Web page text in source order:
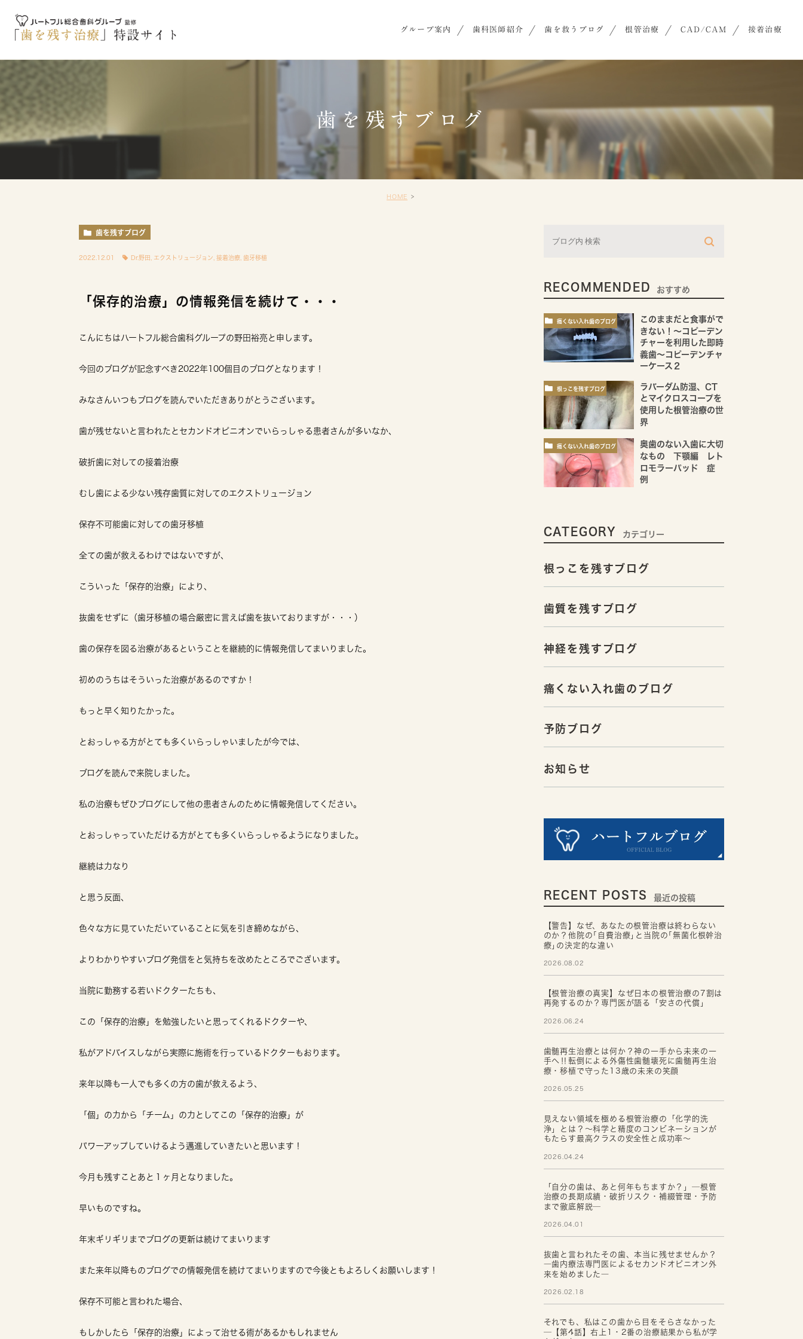
グループ案内 歯科医師紹介 歯を救うブログ 根管治療 CAD/CAM 接着治療
歯を残すブログ
HOME
歯を残すブログ
2022.12.01 Dr.野田 エクストリュージョン 接着治療 歯牙移植
「保存的治療」の情報発信を続けて・・・
こんにちはハートフル総合歯科グループの野田裕亮と申します。
今回のブログが記念すべき2022年100個目のブログとなります！
みなさんいつもブログを読んでいただきありがとうございます。
歯が残せないと言われたとセカンドオピニオンでいらっしゃる患者さんが多いなか、
破折歯に対しての接着治療
むし歯による少ない残存歯質に対してのエクストリュージョン
保存不可能歯に対しての歯牙移植
全ての歯が救えるわけではないですが、
こういった「保存的治療」により、
抜歯をせずに（歯牙移植の場合厳密に言えば歯を抜いておりますが・・・）
歯の保存を図る治療があるということを継続的に情報発信してまいりました。
初めのうちはそういった治療があるのですか！
もっと早く知りたかった。
とおっしゃる方がとても多くいらっしゃいましたが今では、
ブログを読んで来院しました。
私の治療もぜひブログにして他の患者さんのために情報発信してください。
とおっしゃっていただける方がとても多くいらっしゃるようになりました。
継続は力なり
と思う反面、
色々な方に見ていただいていることに気を引き締めながら、
よりわかりやすいブログ発信をと気持ちを改めたところでございます。
当院に勤務する若いドクターたちも、
この「保存的治療」を勉強したいと思ってくれるドクターや、
私がアドバイスしながら実際に施術を行っているドクターもおります。
来年以降も一人でも多くの方の歯が救えるよう、
「個」の力から「チーム」の力としてこの「保存的治療」が
パワーアップしていけるよう邁進していきたいと思います！
今月も残すことあと１ヶ月となりました。
早いものですね。
年末ギリギリまでブログの更新は続けてまいります
また来年以降ものブログでの情報発信を続けてまいりますので今後ともよろしくお願いします！
保存不可能と言われた場合、
もしかしたら「保存的治療」によって治せる術があるかもしれません
RECOMMENDED おすすめ
痛くない入れ歯のブログ
このままだと食事がで
きない！～コピーデン
チャーを利用した即時
義歯～コピーデンチャ
ーケース２
根っこを残すブログ
ラバーダム防湿、CT
とマイクロスコープを
使用した根管治療の世
界
痛くない入れ歯のブログ
奥歯のない入歯に大切
なもの 下顎編 レト
ロモラーパッド 症
例
CATEGORY カテゴリー
根っこを残すブログ
歯質を残すブログ
神経を残すブログ
痛くない入れ歯のブログ
予防ブログ
お知らせ
RECENT POSTS 最近の投稿
【警告】なぜ、あなたの根管治療は終わらない
のか？他院の｢自費治療｣と当院の｢無菌化根幹治
療｣の決定的な違い
2026.08.02
【根管治療の真実】なぜ日本の根管治療の7割は
再発するのか？専門医が語る「安さの代償」
2026.06.24
歯髄再生治療とは何か？神の一手から未来の一
手へ‼転倒による外傷性歯髄壊死に歯髄再生治
療・移植で守った13歳の未来の笑顔
2026.05.25
見えない領域を極める根管治療の「化学的洗
浄」とは？～科学と精度のコンビネーションが
もたらす最高クラスの安全性と成功率～
2026.04.24
「自分の歯は、あと何年もちますか？」─根管
治療の長期成績・破折リスク・補綴管理・予防
まで徹底解説─
2026.04.01
抜歯と言われたその歯、本当に残せませんか？
―歯内療法専門医によるセカンドオピニオン外
来を始めました―
2026.02.18
それでも、私はこの歯から目をそらさなかった
─【第4話】右上1・2番の治療結果から私が学